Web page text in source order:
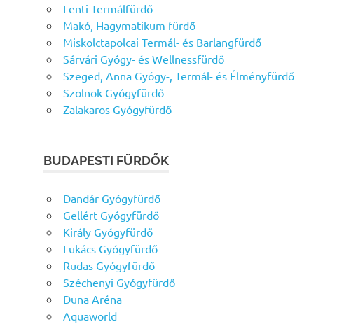
Lenti Termálfürdő
Makó, Hagymatikum fürdő
Miskolctapolcai Termál- és Barlangfürdő
Sárvári Gyógy- és Wellnessfürdő
Szeged, Anna Gyógy-, Termál- és Élményfürdő
Szolnok Gyógyfürdő
Zalakaros Gyógyfürdő
BUDAPESTI FÜRDŐK
Dandár Gyógyfürdő
Gellért Gyógyfürdő
Király Gyógyfürdő
Lukács Gyógyfürdő
Rudas Gyógyfürdő
Széchenyi Gyógyfürdő
Duna Aréna
Aquaworld